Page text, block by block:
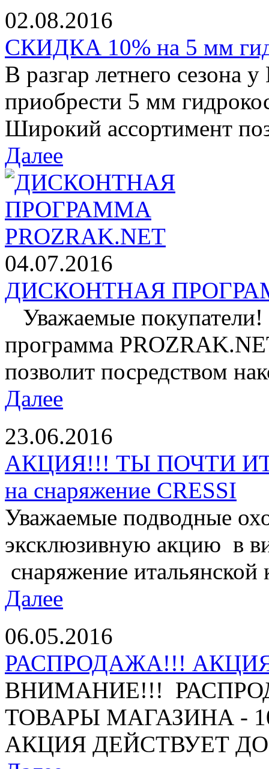
02.08.2016
СКИДКА 10% на 5 мм
В разгар летнего сезона
приобрести 5 мм
Широкий ассортимент
Далее
04.07.2016
ДИСКОНТНАЯ
Уважаемые покупатели!
программа
позволит посредством
Далее
23.06.2016
АКЦИЯ!!! ТЫ ПОЧТИ
на снаряжение CRESSI
Уважаемые подводные
эксклюзивную акцию в
снаряжение
Далее
06.05.2016
РАСПРОДАЖА!!! АКЦИЯ
ВНИМАНИЕ!!!
ТОВАРЫ МАГАЗИНА -
АКЦИЯ ДЕЙСТВУЕТ